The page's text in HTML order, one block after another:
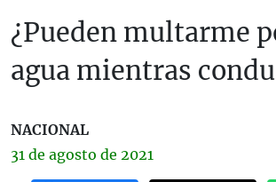
¿Pueden multarme
agua mientras
NACIONAL
31 de agosto de 2021